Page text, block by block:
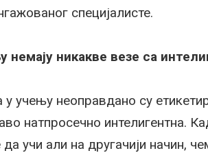
специјалисте.
никакве везе са
учењу неоправдано су
натпросечно интелигентна.
учи али на другачији начин,